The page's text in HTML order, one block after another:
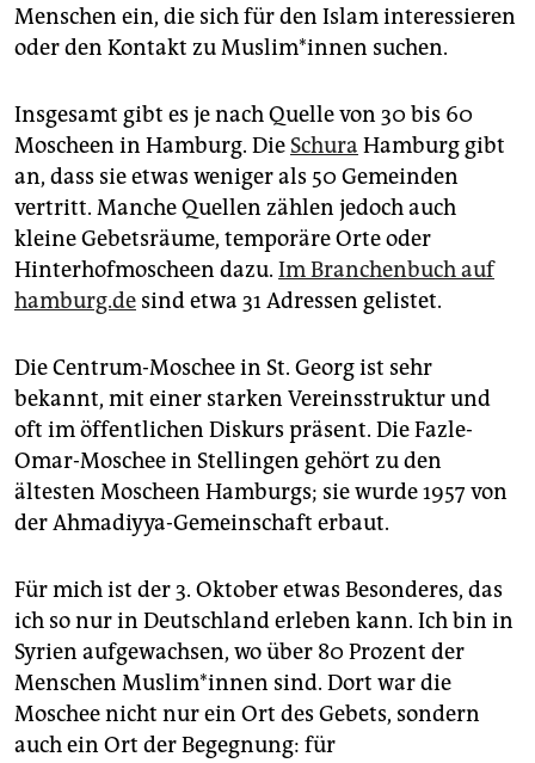
Menschen ein, die sich für den Islam interessieren
oder den Kontakt zu Mus­li­m*in­nen suchen.
Insgesamt gibt es je nach Quelle von 30 bis 60
Moscheen in Hamburg. Die Schura Hamburg gibt
an, dass sie etwas weniger als 50 Gemeinden
vertritt. Manche Quellen zählen jedoch auch
kleine Gebetsräume, temporäre Orte oder
Hinterhofmoscheen dazu. Im Branchenbuch auf
hamburg.de sind etwa 31 Adressen gelistet.
Die Centrum-Moschee in St. Georg ist sehr
bekannt, mit einer starken Vereinsstruktur und
oft im öffentlichen Diskurs präsent. Die Fazle-
Omar-Moschee in Stellingen gehört zu den
ältesten Moscheen Hamburgs; sie wurde 1957 von
der Ahmadiyya-Gemeinschaft erbaut.
Für mich ist der 3. Oktober etwas Besonderes, das
ich so nur in Deutschland erleben kann. Ich bin in
Syrien aufgewachsen, wo über 80 Prozent der
Menschen Mus­li­m*in­nen sind. Dort war die
Moschee nicht nur ein Ort des Gebets, sondern
auch ein Ort der Begegnung: für